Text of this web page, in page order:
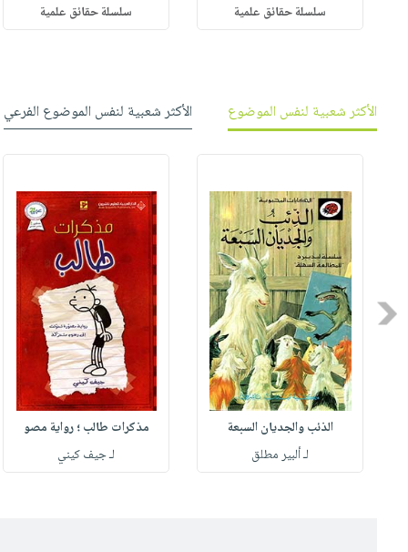
سلسلة حقائق علمية سلسلة حقائق علمية
الأكثر شعبية لنفس الموضوع الأكثر شعبية لنفس الموضوع الفرعي
Previous
الذئب والجديان السبعة
لـ ألبير مطلق
مذكرات طالب ؛ رواية مصو
لـ جيف كيني